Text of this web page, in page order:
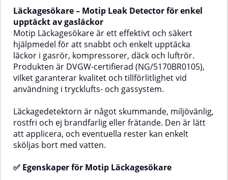
baser samt är pH-neutral. Motip
Electro Protect erbjuder utmärkt
vidhäftning och
rostskydd.✅ Fördelar med
Electro ProtectBra penetrerande
egenskaperFukt- och
vattenavvisandeUtmärkt
korrosionsskyddBeständig mot
vatten, salt och svaga syror och
baserUtmärkt
system (som bör skyddas mot
fukt)Hur du använder Motip
Electro ProtectInnan du
använder Electro Protect, läs
förpackningen och agera
(molybdendisulfid) för ökad
dessutom fuktavvisande,
korrosionsförebyggande och
levereras i en sprayburk med
360° ventil – vilket gör den
mycket enkel att applicera, även i
svåråtkomliga vinklar.✅
FördelarMycket goda
penetrerande
MoS₂ för effektiv
smörjningVattenavvisande och
skyddande mot rostKraftfull och
riktad jetspray360° ventil –
Läckagesökare – Motip Leak Detector för enkel
upptäckt av gasläckor
Motip Läckagesökare är ett effektivt och säkert
hjälpmedel för att snabbt och enkelt upptäcka
läckor i gasrör, kompressorer, däck och luftrör.
Produkten är DVGW-certifierad (NG/5170BR0105),
vilket garanterar kvalitet och tillförlitlighet vid
användning i trycklufts- och gassystem.
Läckagedetektorn är något skummande, miljövänlig,
rostfri och ej brandfarlig eller frätande. Den är lätt
att applicera, och eventuella rester kan enkelt
sköljas bort med vatten.
✅ Egenskaper för Motip Läckagesökare